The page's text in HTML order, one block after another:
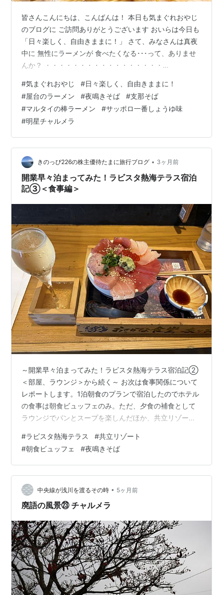
皆さんこんにちは、こんばんは！ 本日も気まぐれおやじ
のブログに ご訪問ありがとうございます おいらは今日も
「日々楽しく、自由きままに！」 さて、みなさんは真夜
中に 無性にラーメンが 食べたくなる･･･って、ありませ
んか？ ・・・・・・・・・・・・・・・・・
・・・・・・・・・・・・・・・・・ ああ、そうですか
ならいいです (–_–) これはあれですかね 呑み会の最後の
〆にラーメン･･･ （デブるぞ･･）(–_–;) という、お約束の
あの時の衝動と同じなのか？ 分かりませんが･･･ あ、ど
～も～！ 終わりよければ食べてよし 「気まおや」でごじ
ゃる そうそ…
#気まぐれおやじ #日々楽しく、自由きままに！
#屋台のラーメン #夜鳴きそば #支那そば
#マルタイの棒ラーメン #サッポロ一番しょうゆ味
#明星チャルメラ
きのっぴ226の株主優待たまに旅行ブログ • 3ヶ月前
開業早々泊まってみた！ラビスタ熱海テラス宿泊
記③＜食事編＞
～開業早々泊まってみた！ラビスタ熱海テラス宿泊記②
＜部屋、ラウンジ＞から続く～ お次は食事関係について
レポートします。1泊朝食のプランで宿泊したのでホテル
の食事は朝食ビュッフェのみ。ただ、夕食の補食として
ラウンジでパンとスープを楽しんだほか、共立リゾート
番外編の昼食 ホテルに到着する前におさかな食堂で食べ
た昼食です。こぼれスパークリングワインと海鮮丼。ス
パークリングワインはちょっと気が抜けていたのが残念
でしたが、なみなみと贅沢に注いでくれました。海鮮丼
はご飯の量が少なめですが普通に美味しかったです。最
後にスタッフにお願いするとお出汁を注いでく…
#ラビスタ熱海テラス #共立リゾート
#朝食ビュッフェ #夜鳴きそば
中央線が浅川を渡るその時 • 5ヶ月前
廃語の風景㉓ チャルメラ